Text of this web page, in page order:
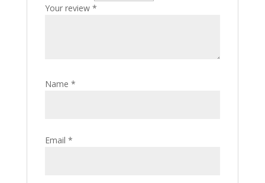
Your review *
Name *
Email *